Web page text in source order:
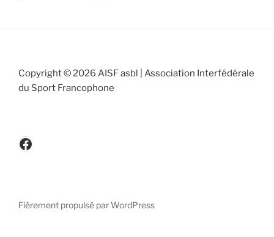
Copyright © 2026 AISF asbl | Association Interfédérale
du Sport Francophone
www.facebook.be/cicafbe
Fièrement propulsé par WordPress